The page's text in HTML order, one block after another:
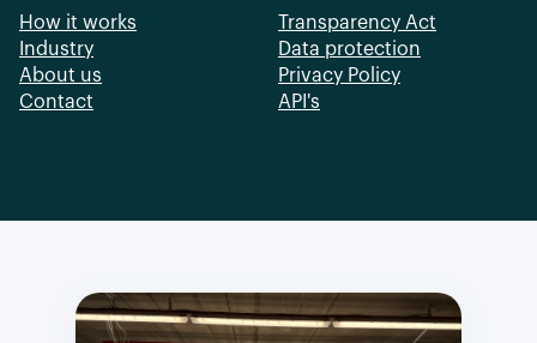
How it works
Industry
About us
Contact
Transparency Act
Data protection
Privacy Policy
API's